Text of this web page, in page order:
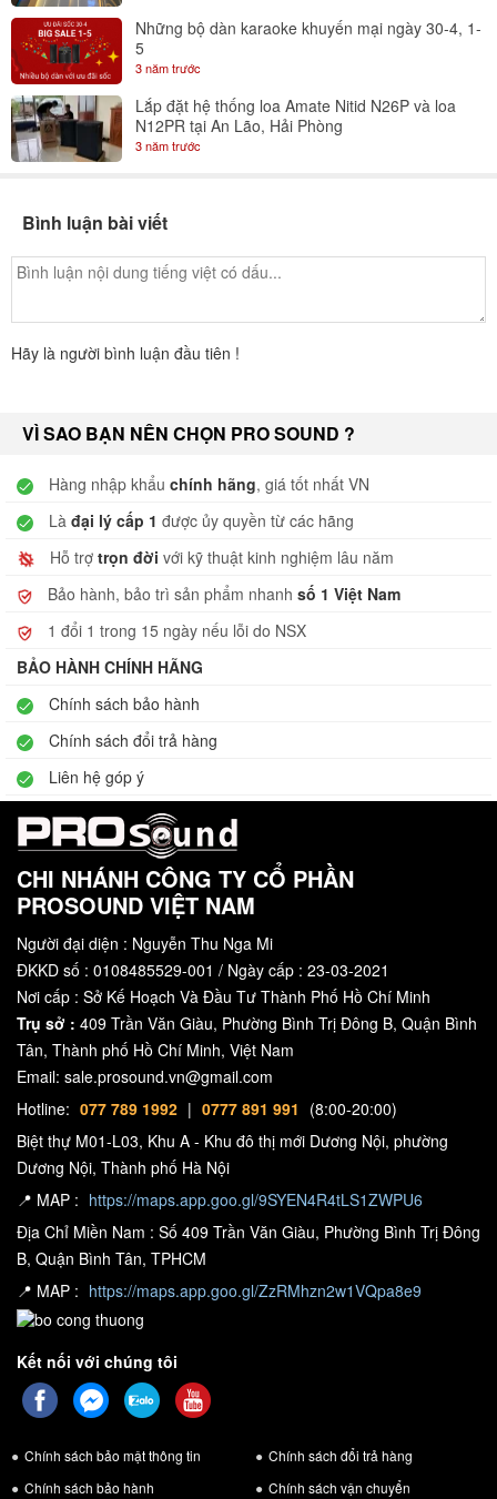
Những bộ dàn karaoke khuyến mại ngày 30-4, 1-
5
3 năm trước
Lắp đặt hệ thống loa Amate Nitid N26P và loa
N12PR tại An Lão, Hải Phòng
3 năm trước
Bình luận bài viết
Hãy là người bình luận đầu tiên !
VÌ SAO BẠN NÊN CHỌN PRO SOUND ?
Hàng nhập khẩu chính hãng, giá tốt nhất VN
Là đại lý cấp 1 được ủy quyền từ các hãng
Hỗ trợ trọn đời với kỹ thuật kinh nghiệm lâu năm
Bảo hành, bảo trì sản phẩm nhanh số 1 Việt Nam
1 đổi 1 trong 15 ngày nếu lỗi do NSX
BẢO HÀNH CHÍNH HÃNG
Chính sách bảo hành
Chính sách đổi trả hàng
Liên hệ góp ý
CHI NHÁNH CÔNG TY CỔ PHẦN
PROSOUND VIỆT NAM
Người đại diện : Nguyễn Thu Nga Mi
ĐKKD số : 0108485529-001 / Ngày cấp : 23-03-2021
Nơi cấp : Sở Kế Hoạch Và Đầu Tư Thành Phố Hồ Chí Minh
Trụ sở : 409 Trần Văn Giàu, Phường Bình Trị Đông B, Quận Bình
Tân, Thành phố Hồ Chí Minh, Việt Nam
Email: sale.prosound.vn@gmail.com
Hotline: 077 789 1992 | 0777 891 991 (8:00-20:00)
Biệt thự M01-L03, Khu A - Khu đô thị mới Dương Nội, phường
Dương Nội, Thành phố Hà Nội
📍 MAP : https://maps.app.goo.gl/9SYEN4R4tLS1ZWPU6
Địa Chỉ Miền Nam : Số 409 Trần Văn Giàu, Phường Bình Trị Đông
B, Quận Bình Tân, TPHCM
📍 MAP : https://maps.app.goo.gl/ZzRMhzn2w1VQpa8e9
Kết nối với chúng tôi
Chính sách bảo mật thông tin
Chính sách đổi trả hàng
Chính sách bảo hành
Chính sách vận chuyển